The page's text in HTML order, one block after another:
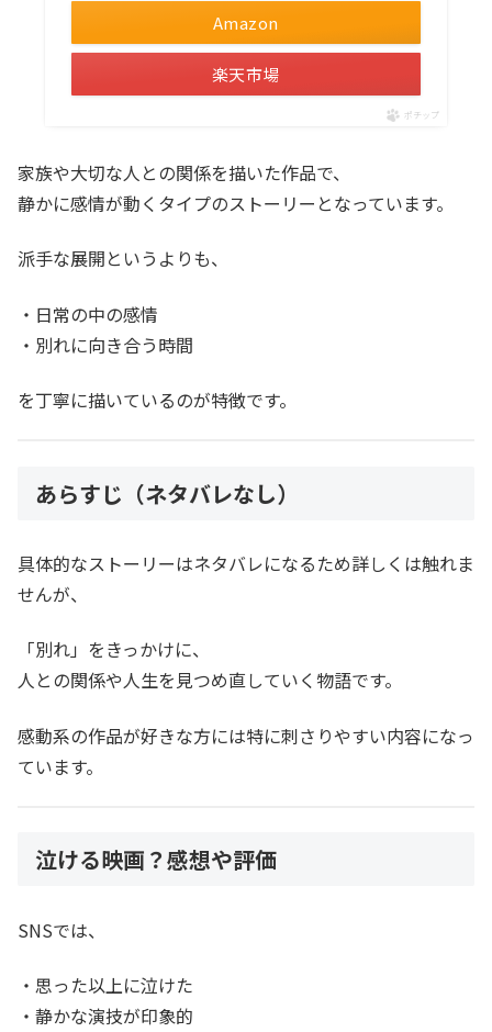
Amazon
楽天市場
ポチップ
家族や大切な人との関係を描いた作品で、
静かに感情が動くタイプのストーリーとなっています。
派手な展開というよりも、
・日常の中の感情
・別れに向き合う時間
を丁寧に描いているのが特徴です。
あらすじ（ネタバレなし）
具体的なストーリーはネタバレになるため詳しくは触れま
せんが、
「別れ」をきっかけに、
人との関係や人生を見つめ直していく物語です。
感動系の作品が好きな方には特に刺さりやすい内容になっ
ています。
泣ける映画？感想や評価
SNSでは、
・思った以上に泣けた
・静かな演技が印象的